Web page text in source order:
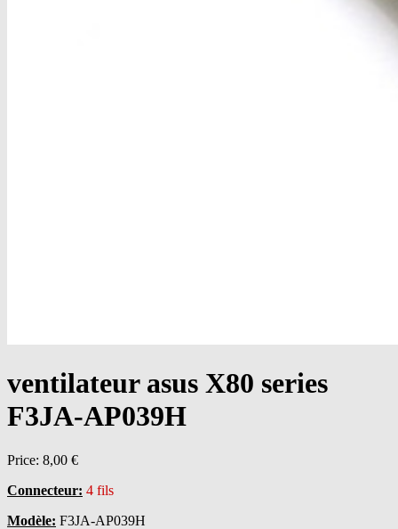
ventilateur asus X80 series
F3JA-AP039H
Price: 8,00 €
Connecteur: 4 fils
Modèle: F3JA-AP039H